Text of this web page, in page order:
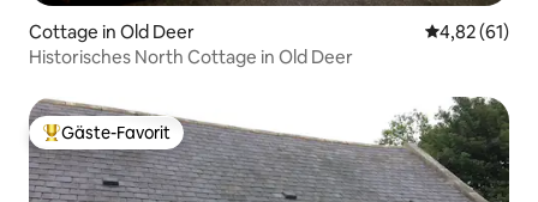
Cottage in Old Deer
4,82 (61)
Historisches North Cottage in Old Deer
Beliebter Gäste-Favorit.
Gäste-Favorit